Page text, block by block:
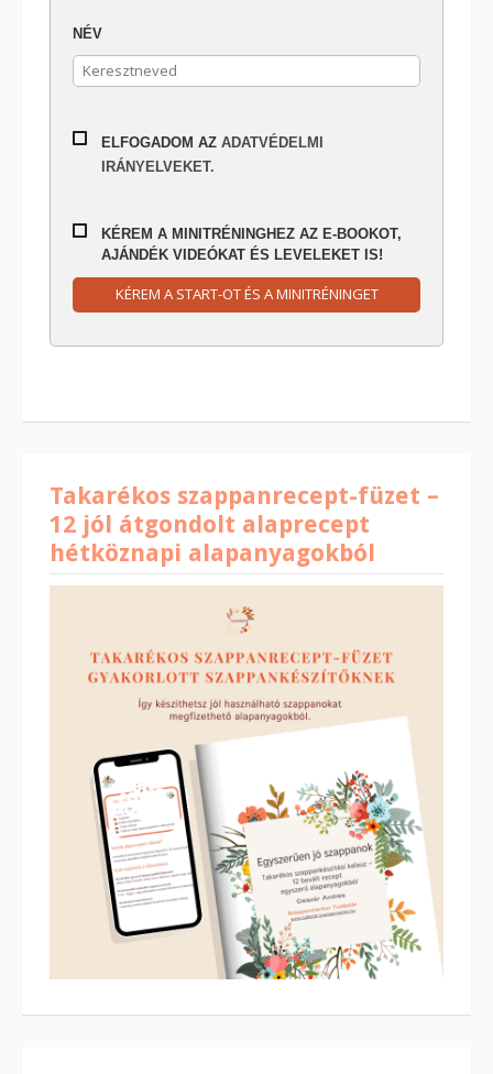
NÉV
ELFOGADOM AZ ADATVÉDELMI
IRÁNYELVEKET.
KÉREM A MINITRÉNINGHEZ AZ E-BOOKOT,
AJÁNDÉK VIDEÓKAT ÉS LEVELEKET IS!
KÉREM A START-OT ÉS A MINITRÉNINGET
Takarékos szappanrecept-füzet –
12 jól átgondolt alaprecept
hétköznapi alapanyagokból